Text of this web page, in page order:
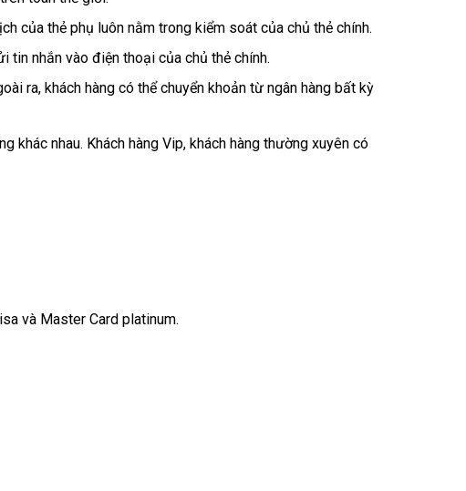
của thẻ phụ luôn nằm trong kiểm soát của chủ thẻ chính.
tin nhắn vào điện thoại của chủ thẻ chính.
ra, khách hàng có thể chuyển khoản từ ngân hàng bất kỳ
khác nhau. Khách hàng Vip, khách hàng thường xuyên có
và Master Card platinum.